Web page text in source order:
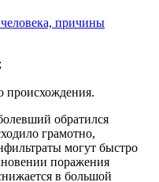
человека, причины
происхождения.
обратился
грамотно,
могут быстро
поражения
в большой